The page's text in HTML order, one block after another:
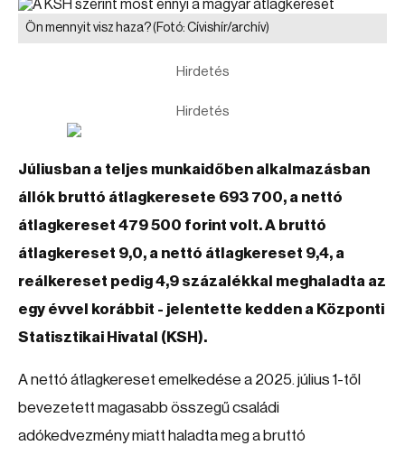
Ön mennyit visz haza?(Fotó: Cívishír/archív)
Hirdetés
Hirdetés
Júliusban a teljes munkaidőben alkalmazásban
állók bruttó átlagkeresete 693 700, a nettó
átlagkereset 479 500 forint volt. A bruttó
átlagkereset 9,0, a nettó átlagkereset 9,4, a
reálkereset pedig 4,9 százalékkal meghaladta az
egy évvel korábbit - jelentette kedden a Központi
Statisztikai Hivatal (KSH).
A nettó átlagkereset emelkedése a 2025. július 1-től
bevezetett magasabb összegű családi
adókedvezmény miatt haladta meg a bruttó